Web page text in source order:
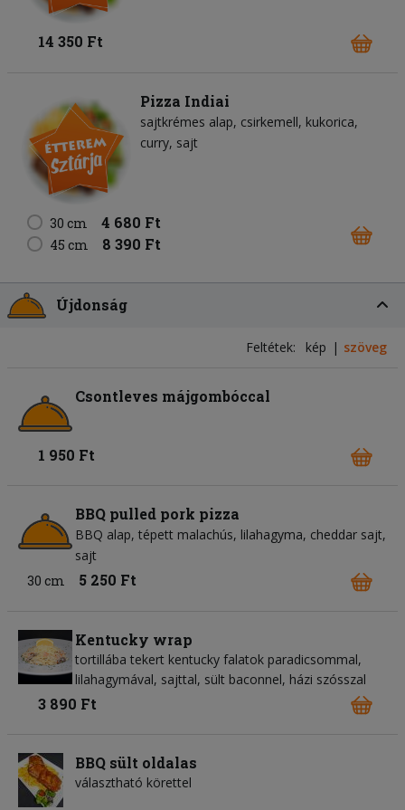
14 350 Ft
Pizza Indiai
sajtkrémes alap csirkemell kukorica
curry sajt
30 cm 4 680 Ft
45 cm 8 390 Ft
Újdonság
Feltétek: kép szöveg
Csontleves májgombóccal
1 950 Ft
BBQ pulled pork pizza
BBQ alap tépett malachús lilahagyma cheddar sajt
sajt
30 cm
5 250 Ft
Kentucky wrap
tortillába tekert kentucky falatok paradicsommal,
lilahagymával, sajttal, sült baconnel, házi szósszal
3 890 Ft
BBQ sült oldalas
választható körettel